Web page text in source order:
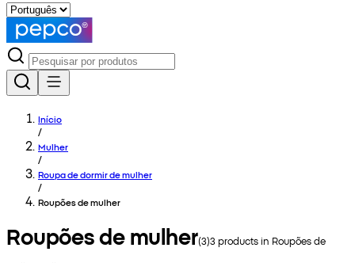
Início
/
Mulher
/
Roupa de dormir de mulher
/
Roupões de mulher
Roupões de mulher(3)3 products in Roupões de